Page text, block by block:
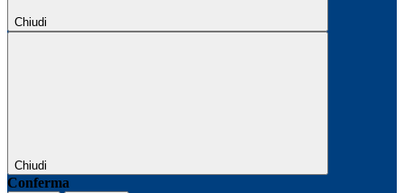
Chiudi
Chiudi
Conferma